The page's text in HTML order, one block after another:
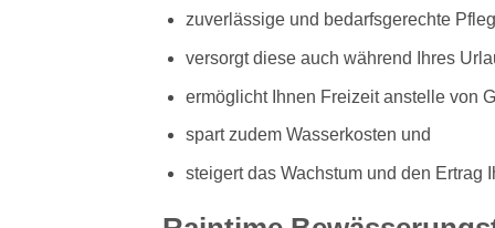
zuverlässige und bedarfsgerechte
versorgt diese auch während Ihres
ermöglicht Ihnen Freizeit anstelle von
spart zudem Wasserkosten und
steigert das Wachstum und den Ertrag